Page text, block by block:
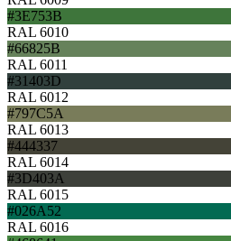
#3E753B
RAL 6010
#66825B
RAL 6011
#31403D
RAL 6012
#797C5A
RAL 6013
#444337
RAL 6014
#3D403A
RAL 6015
#026A52
RAL 6016